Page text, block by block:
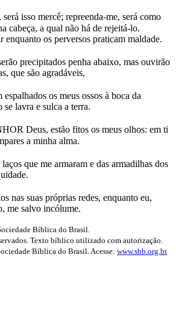
isso mercê; repreenda-me, será como
cabeça, a qual não há de rejeitá-lo.
enquanto os perversos praticam maldade.
precipitados penha abaixo, mas ouvirão
que são agradáveis,
espalhados os meus ossos à boca da
se lavra e sulca a terra.
Deus, estão fitos os meus olhos: em ti
a minha alma.
que me armaram e das armadilhas dos
nas suas próprias redes, enquanto eu,
me salvo incólume.
Bíblica do Brasil.
Texto bíblico utilizado com autorização.
Bíblica do Brasil. Acesse: www.sbb.org.br